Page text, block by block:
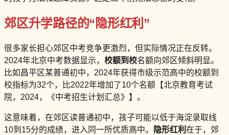
郊区升学路径的“隐形红利”
很多家长担心郊区中考竞争更激烈，但实际情况正在反转。
2024年北京中考数据显示， 校额到校名额向郊区倾斜明显。
比如昌平区某普通初中，2024年获得市级示范高中的校额到
校指标为32个，比2022年增加了10个名额【北京教育考试
院，2024，《中考招生计划汇总》】。
这意味着，在郊区读普通初中，孩子可能以低于海淀录取线
10到15分的成绩，进入同一所优质高中。
隐形红利 在于，郊